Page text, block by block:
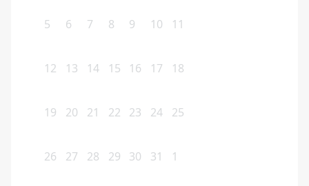
5 6 7 8 9 10 11
12 13 14 15 16 17 18
19 20 21 22 23 24 25
26 27 28 29 30 31 1